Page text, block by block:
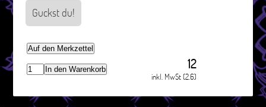
Guckst du!
Auf den Merkzettel
In den Warenkorb 12
inkl. MwSt (2.6)